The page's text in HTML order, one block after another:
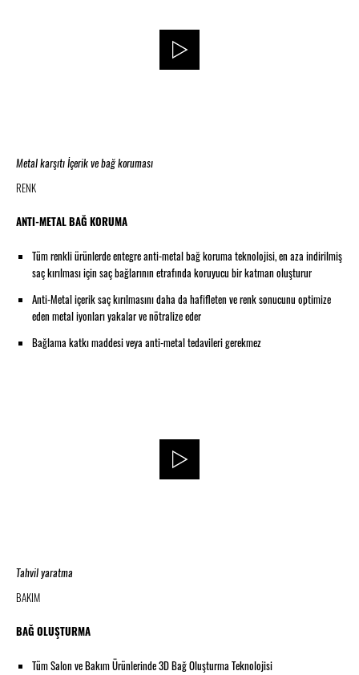
Metal karşıtı İçerik ve bağ koruması
RENK
ANTI-METAL BAĞ KORUMA
Tüm renkli ürünlerde entegre anti-metal bağ koruma teknolojisi, en aza indirilmiş
saç kırılması için saç bağlarının etrafında koruyucu bir katman oluşturur
Anti-Metal içerik saç kırılmasını daha da hafifleten ve renk sonucunu optimize
eden metal iyonları yakalar ve nötralize eder
Bağlama katkı maddesi veya anti-metal tedavileri gerekmez
Tahvil yaratma
BAKIM
BAĞ OLUŞTURMA
Tüm Salon ve Bakım Ürünlerinde 3D Bağ Oluşturma Teknolojisi